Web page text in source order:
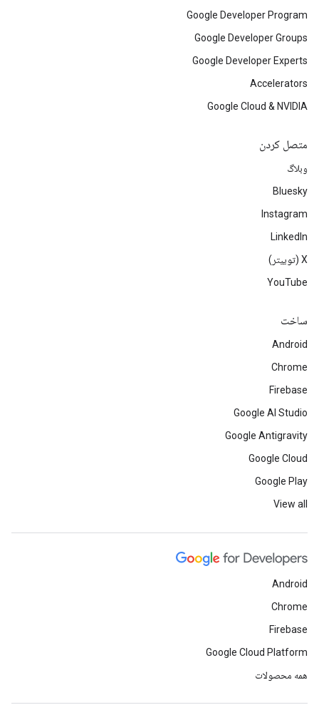
Google Developer Program
Google Developer Groups
Google Developer Experts
Accelerators
Google Cloud & NVIDIA
متصل کردن
وبلاگ
Bluesky
Instagram
LinkedIn
‫X (توییتر)
YouTube
ساخت
Android
Chrome
Firebase
Google AI Studio
Google Antigravity
Google Cloud
Google Play
View all
Android
Chrome
Firebase
Google Cloud Platform
همه محصولات